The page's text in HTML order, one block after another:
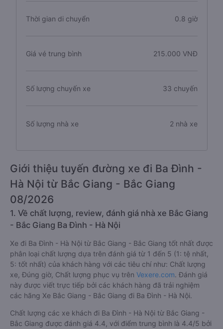
Thời gian di chuyển 0.8 giờ
Giá vé trung bình 215.000 VNĐ
Số lượng chuyến xe 33 chuyến
Số lượng nhà xe 2 nhà xe
Giới thiệu tuyến đường xe đi Ba Đình -
Hà Nội từ Bắc Giang - Bắc Giang
08/2026
1. Về chất lượng, review, đánh giá nhà xe Bắc Giang
- Bắc Giang Ba Đình - Hà Nội
Xe đi Ba Đình - Hà Nội từ Bắc Giang - Bắc Giang tốt nhất được
phân loại chất lượng dựa trên đánh giá từ 1 đến 5 (1: tệ nhất,
5: tốt nhất) của khách hàng với các tiêu chí như: Chất lượng
xe, Đúng giờ, Chất lượng phục vụ trên Vexere.com. Đánh giá
này được viết trực tiếp bởi các khách hàng đã trải nghiệm
các hãng Xe Bắc Giang - Bắc Giang đi Ba Đình - Hà Nội.
Chất lượng các xe khách đi Ba Đình - Hà Nội từ Bắc Giang -
Bắc Giang được đánh giá 4.4, với điểm trung bình là 4.4/5 bởi